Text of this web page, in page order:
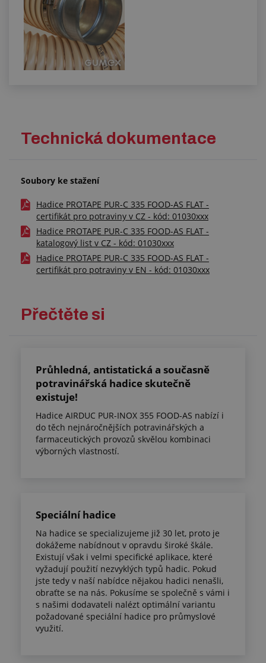
Technická dokumentace
Soubory ke stažení
Hadice PROTAPE PUR-C 335 FOOD-AS FLAT -
certifikát pro potraviny v CZ - kód: 01030xxx
Hadice PROTAPE PUR-C 335 FOOD-AS FLAT -
katalogový list v CZ - kód: 01030xxx
Hadice PROTAPE PUR-C 335 FOOD-AS FLAT -
certifikát pro potraviny v EN - kód: 01030xxx
Přečtěte si
Průhledná, antistatická a současně
potravinářská hadice skutečně
existuje!
Hadice AIRDUC PUR-INOX 355 FOOD-AS nabízí i
do těch nejnáročnějších potravinářských a
farmaceutických provozů skvělou kombinaci
výborných vlastností.
Speciální hadice
Na hadice se specializujeme již 30 let, proto je
dokážeme nabídnout v opravdu široké škále.
Existují však i velmi specifické aplikace, které
vyžadují použití nezvyklých typů hadic. Pokud
jste tedy v naší nabídce nějakou hadici nenašli,
obraťte se na nás. Pokusíme se společně s vámi i
s našimi dodavateli nalézt optimální variantu
požadované speciální hadice pro průmyslové
využití.